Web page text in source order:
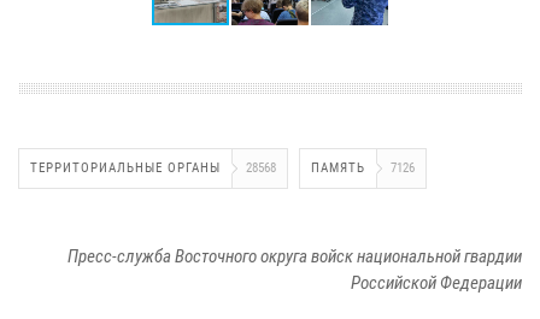
ТЕРРИТОРИАЛЬНЫЕ ОРГАНЫ 28568 ПАМЯТЬ 7126
Пресс-служба Восточного округа войск национальной гвардии
Российской Федерации